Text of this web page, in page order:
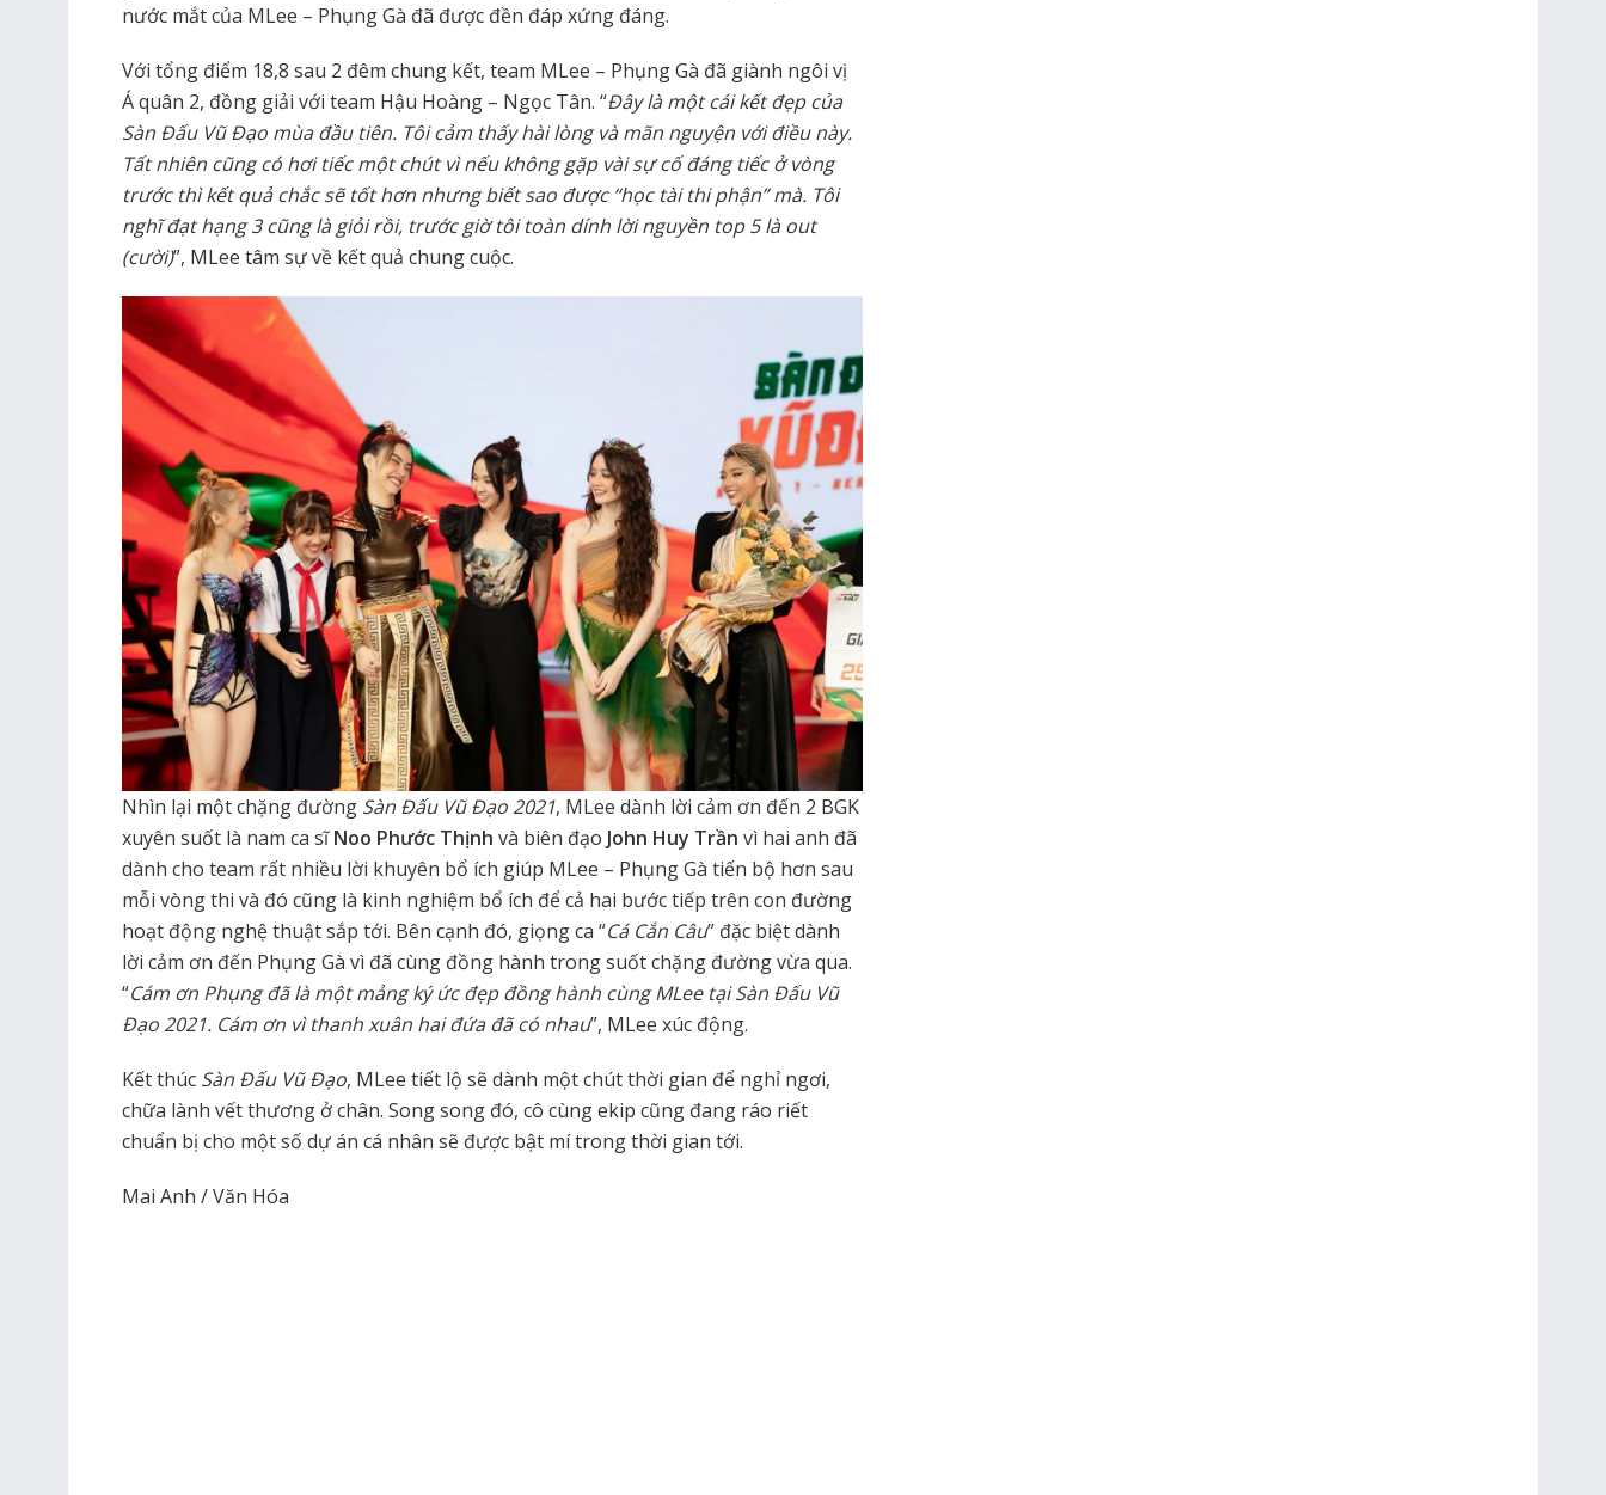
nước mắt của MLee – Phụng Gà đã được đền đáp xứng đáng.
Với tổng điểm 18,8 sau 2 đêm chung kết, team MLee – Phụng Gà đã giành ngôi vị
Á quân 2, đồng giải với team Hậu Hoàng – Ngọc Tân. “Đây là một cái kết đẹp của
Sàn Đấu Vũ Đạo mùa đầu tiên. Tôi cảm thấy hài lòng và mãn nguyện với điều này.
Tất nhiên cũng có hơi tiếc một chút vì nếu không gặp vài sự cố đáng tiếc ở vòng
trước thì kết quả chắc sẽ tốt hơn nhưng biết sao được “học tài thi phận” mà. Tôi
nghĩ đạt hạng 3 cũng là giỏi rồi, trước giờ tôi toàn dính lời nguyền top 5 là out
(cười)”, MLee tâm sự về kết quả chung cuộc.
Nhìn lại một chặng đường Sàn Đấu Vũ Đạo 2021, MLee dành lời cảm ơn đến 2 BGK
xuyên suốt là nam ca sĩNoo Phước Thịnh và biên đạo John Huy Trần vì hai anh đã
dành cho team rất nhiều lời khuyên bổ ích giúp MLee – Phụng Gà tiến bộ hơn sau
mỗi vòng thi và đó cũng là kinh nghiệm bổ ích để cả hai bước tiếp trên con đường
hoạt động nghệ thuật sắp tới. Bên cạnh đó, giọng ca “Cá Cắn Câu” đặc biệt dành
lời cảm ơn đến Phụng Gà vì đã cùng đồng hành trong suốt chặng đường vừa qua.
“Cám ơn Phụng đã là một mảng ký ức đẹp đồng hành cùng MLee tại Sàn Đấu Vũ
Đạo 2021. Cám ơn vì thanh xuân hai đứa đã có nhau”, MLee xúc động.
Kết thúc Sàn Đấu Vũ Đạo, MLee tiết lộ sẽ dành một chút thời gian để nghỉ ngơi,
chữa lành vết thương ở chân. Song song đó, cô cùng ekip cũng đang ráo riết
chuẩn bị cho một số dự án cá nhân sẽ được bật mí trong thời gian tới.
Mai Anh / Văn Hóa